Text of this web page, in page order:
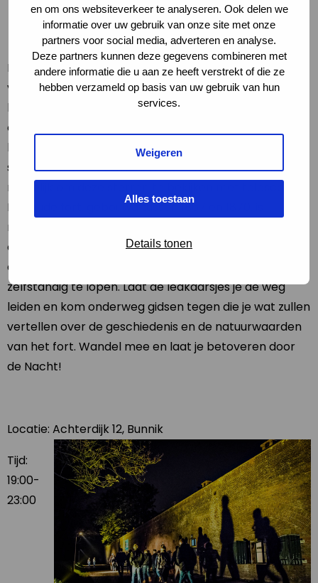
en om ons websiteverkeer te analyseren. Ook delen we
informatie over uw gebruik van onze site met onze
partners voor social media, adverteren en analyse.
Deze partners kunnen deze gegevens combineren met
andere informatie die u aan ze heeft verstrekt of die ze
hebben verzameld op basis van uw gebruik van hun
services.
Weigeren
Alles toestaan
Details tonen
De Nacht van de Nacht draait om de bewondering
van de Nacht, en om aandacht op te roepen voor
lichtvervuiling. Het donkere fort is de perfecte plek
om de Nacht op zijn mooist te zien! Met alleen wat
lampjes om je route aan te duiden en de prachtige
sterrenhemel boven je. Bij helder weer is het zelfs
mogelijk om deze sterren te bekijken met telescopen.
Het oude fort, gebouwd tussen 1867 en 1870, is
normaal alleen overdag te bezoeken, maar is maar
één keer per jaar te bezoeken in het donker; tijdens
de Nacht van de Nacht! De wandelroute is gratis en
zelfstandig te lopen. Laat de ledkaarsjes je de weg
leiden en kom onderweg gidsen tegen die je wat zullen
vertellen over de geschiedenis en de natuurwaarden
van het fort. Wandel mee en laat je betoveren door
de Nacht!
Locatie: Achterdijk 12, Bunnik
Tijd:
19:00-
23:00